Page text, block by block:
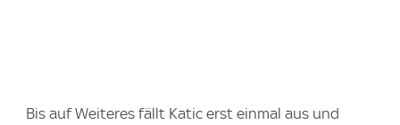
Bis auf Weiteres fällt Katic erst einmal aus und